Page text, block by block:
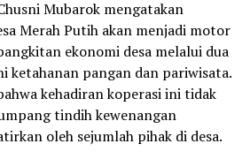
Mubarok mengatakan
Merah Putih akan menjadi motor
ekonomi desa melalui dua
ketahanan pangan dan pariwisata.
kehadiran koperasi ini tidak
tindih kewenangan
oleh sejumlah pihak di desa.